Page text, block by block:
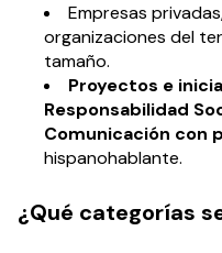
Empresas
organizaciones del
tamaño.
Proyectos e
Responsabilidad
Comunicación con
hispanohablante.
¿Qué categorías